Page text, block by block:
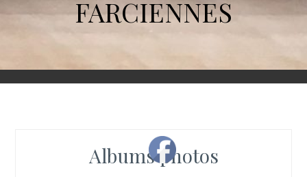
FARCIENNES
Albums photos